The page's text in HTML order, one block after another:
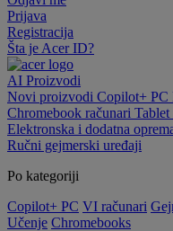
Prijava
Registracija
Šta je Acer ID?
AI Proizvodi
Novi proizvodi Copilot+ PC
Chromebook računari Tablet
Elektronska i dodatna
Ručni gejmerski uređaji
Po kategoriji
Copilot+ PC VI računari
Učenje Chromebooks